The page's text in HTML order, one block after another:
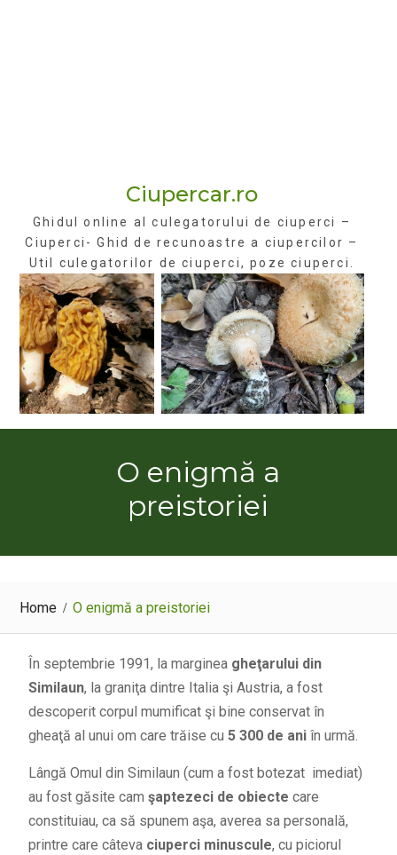
Ciupercar.ro
Ghidul online al culegatorului de ciuperci –
Ciuperci- Ghid de recunoastre a ciupercilor –
Util culegatorilor de ciuperci, poze ciuperci.
O enigmă a
preistoriei
Home O enigmă a preistoriei
În septembrie 1991, la marginea gheţarului din
Similaun, la graniţa dintre Italia şi Austria, a fost
descoperit corpul mumificat şi bine conservat în
gheaţă al unui om care trăise cu 5 300 de ani în urmă.
Lângă Omul din Similaun (cum a fost botezat imediat)
au fost găsite cam şaptezeci de obiecte care
constituiau, ca să spunem aşa, averea sa personală,
printre care câtevaciuperci minuscule, cu piciorul